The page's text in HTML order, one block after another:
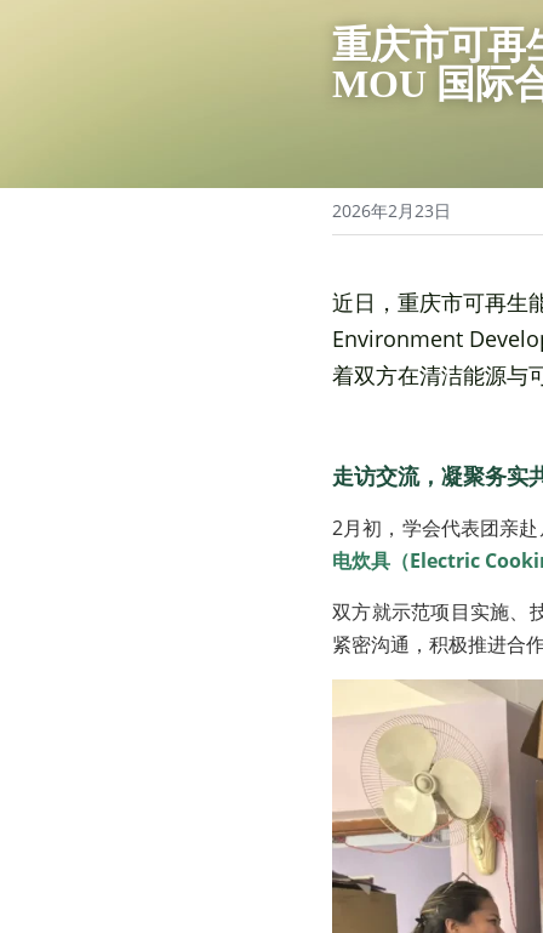
重庆市可再
MOU 国际
2026年2月23日
近日，重庆市可再生
Environment
着双方在清洁能源与
走访交流，凝聚务实
2月初，学会代表团亲
电炊具（Electric
双方就示范项目实施、
紧密沟通，积极推进合